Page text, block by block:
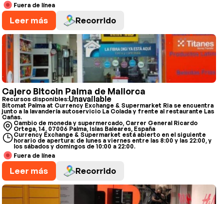
Fuera de línea
Leer más Recorrido
Cajero Bitcoin Palma de Mallorca
Recursos disponibles:Unavailable
Bitomat Palma at Currency Exchange & Supermarket Ria se encuentra
junto a la lavandería autoservicio La Colada y frente al restaurante Las
Cañas.
Cambio de moneda y supermercado, Carrer General Ricardo
Ortega, 14, 07006 Palma, Islas Baleares, España
Currency Exchange & Supermarket está abierto en el siguiente
horario de apertura: de lunes a viernes entre las 8:00 y las 22:00, y
los sábados y domingos de 10:00 a 22:00.
Fuera de línea
Leer más Recorrido